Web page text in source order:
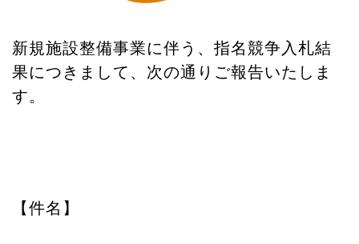
新規施設整備事業に伴う、指名競争入札結
果につきまして、次の通りご報告いたしま
す。
【件名】